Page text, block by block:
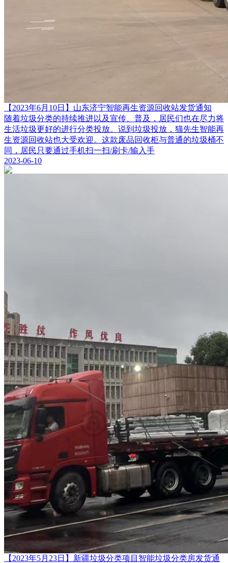
【2023年6月10日】山东济宁智能再生资源回收站发货通知
随着垃圾分类的持续推进以及宣传、普及，居民们也在尽力将
生活垃圾更好的进行分类投放。说到垃圾投放，猫先生智能再
生资源回收站也大受欢迎。这款废品回收柜与普通的垃圾桶不
同，居民只要通过手机扫一扫/刷卡/输入手
2023-06-10
【2023年5月23日】新疆垃圾分类项目智能垃圾分类房发货通